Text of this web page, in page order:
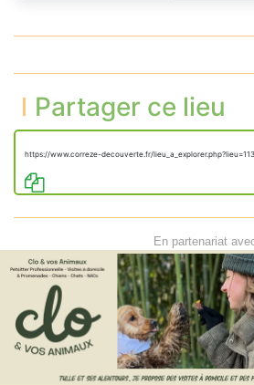
Partager ce lieu
https://www.correze-decouverte.fr/
En partenariat